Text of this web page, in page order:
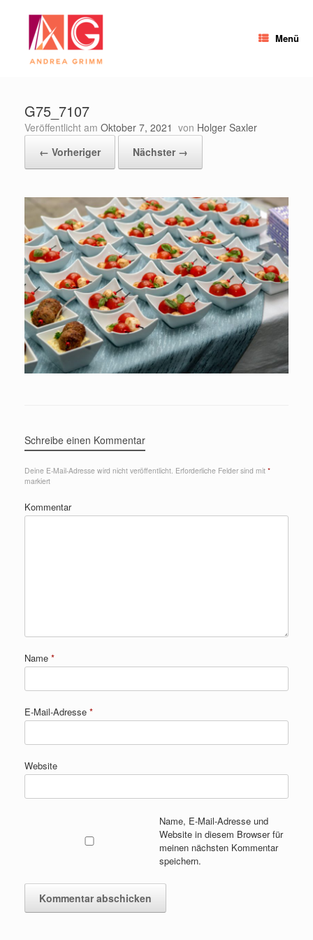
springen
Menü
G75_7107
Veröffentlicht am Oktober 7, 2021 von Holger Saxler
← Vorheriger
Nächster →
Schreibe einen Kommentar
Deine E-Mail-Adresse wird nicht veröffentlicht. Erforderliche Felder sind mit *
markiert
Kommentar
Name *
E-Mail-Adresse *
Website
Name, E-Mail-Adresse und
Website in diesem Browser für
meinen nächsten Kommentar
speichern.